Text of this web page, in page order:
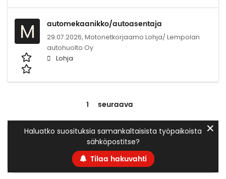
M automekaanikko/autoasentaja
29.07.2026, Motonetkorjaamo Lohja/ Lempolan
autohuolto Oy
Lohja
1 seuraava
Haluatko suosituksia samankaltaisista työpaikoista
sähköpostitse?
Tilaa hakuvahti
✕